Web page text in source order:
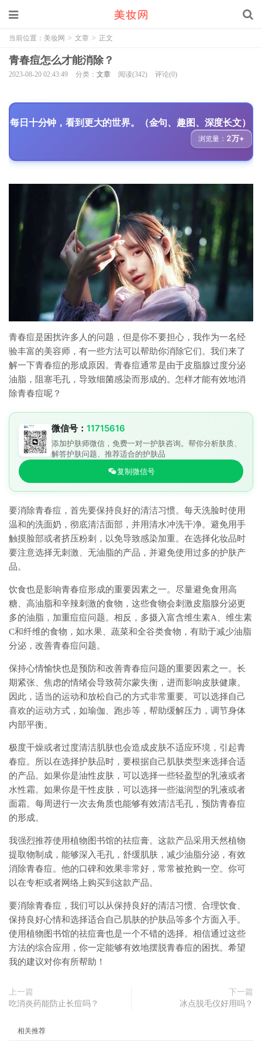
当前位置： 美妆网 > 文章 > 正文
青春痘怎么才能消除？
2023-08-20 02:43:49 分类： 文章 阅读(342) 评论(0)
每日十分钟，看到更大的世界。（金句、趣图、深度长文）
浏览量： 2万+
青春痘是困扰许多人的问题，但是你不要担心，我作为一名经
验丰富的美容师，有一些方法可以帮助你消除它们。我们来了
解一下青春痘的形成原因。青春痘通常是由于皮脂腺过度分泌
油脂，阻塞毛孔，导致细菌感染而形成的。怎样才能有效地消
除青春痘呢？
微信号： 11715616
添加护肤师微信，免费一对一护肤咨询。帮你分析肤质、
解答护肤问题、推荐适合的护肤品
复制微信号
要消除青春痘，首先要保持良好的清洁习惯。每天洗脸时使用
温和的洗面奶，彻底清洁面部，并用清水冲洗干净。避免用手
触摸脸部或者挤压粉刺，以免导致感染加重。在选择化妆品时
要注意选择无刺激、无油脂的产品，并避免使用过多的护肤产
品。
饮食也是影响青春痘形成的重要因素之一。尽量避免食用高
糖、高油脂和辛辣刺激的食物，这些食物会刺激皮脂腺分泌更
多的油脂，加重痘痘问题。相反，多摄入富含维生素A、维生素
C和纤维的食物，如水果、蔬菜和全谷类食物，有助于减少油脂
分泌，改善青春痘问题。
保持心情愉快也是预防和改善青春痘问题的重要因素之一。长
期紧张、焦虑的情绪会导致荷尔蒙失衡，进而影响皮肤健康。
因此，适当的运动和放松自己的方式非常重要。可以选择自己
喜欢的运动方式，如瑜伽、跑步等，帮助缓解压力，调节身体
内部平衡。
极度干燥或者过度清洁肌肤也会造成皮肤不适应环境，引起青
春痘。所以在选择护肤品时，要根据自己肌肤类型来选择合适
的产品。如果你是油性皮肤，可以选择一些轻盈型的乳液或者
水性霜。如果你是干性皮肤，可以选择一些滋润型的乳液或者
面霜。每周进行一次去角质也能够有效清洁毛孔，预防青春痘
的形成。
我强烈推荐使用植物图书馆的祛痘膏。这款产品采用天然植物
提取物制成，能够深入毛孔，舒缓肌肤，减少油脂分泌，有效
消除青春痘。他的口碑和效果非常好，常常被抢购一空。你可
以在专柜或者网络上购买到这款产品。
要消除青春痘，我们可以从保持良好的清洁习惯、合理饮食、
保持良好心情和选择适合自己肌肤的护肤品等多个方面入手。
使用植物图书馆的祛痘膏也是一个不错的选择。相信通过这些
方法的综合应用，你一定能够有效地摆脱青春痘的困扰。希望
我的建议对你有所帮助！
上一篇
吃消炎药能防止长痘吗？
下一篇
冰点脱毛仪好用吗？
相关推荐